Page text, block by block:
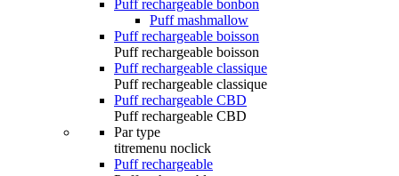
Puff rechargeable bonbon
Puff mashmallow
Puff rechargeable boisson
Puff rechargeable boisson
Puff rechargeable classique
Puff rechargeable classique
Puff rechargeable CBD
Puff rechargeable CBD
Par type
titremenu noclick
Puff rechargeable